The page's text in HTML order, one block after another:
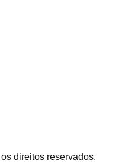
direitos reservados.